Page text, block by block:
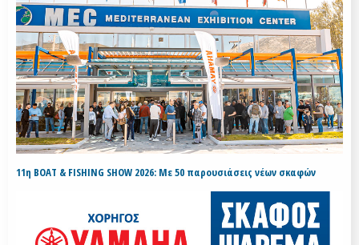
11η BOAT & FISHING SHOW 2026: Με 50 παρουσιάσεις νέων σκαφών